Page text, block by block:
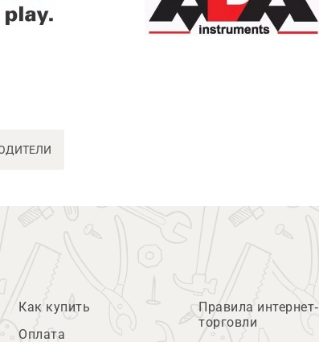
Как купить
Оплата
Правила интернет-
торговли